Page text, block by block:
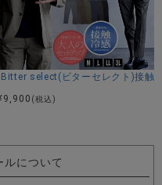
ーパンツ/全4色
Bitter select(ビターセレクト)接触
9,900 (税込)
ルについて